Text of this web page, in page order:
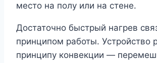
место на полу или на стене.
Достаточно быстрый нагрев
принципом работы. Устройство
принципу конвекции —